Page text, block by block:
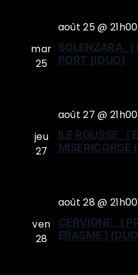
mar
25
SOLENZARA_ [
PORT ](DUO)
août 25 @ 21h00
jeu
27
ILE ROUSSE_ [
MISERICORDE
août 27 @ 21h00
ven
28
CERVIONE_ [
ERASME ]
août 28 @ 21h00